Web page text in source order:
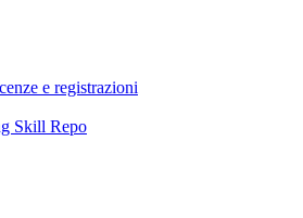
e registrazioni
Skill Repo